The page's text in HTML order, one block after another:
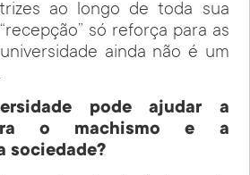
ao longo de toda sua
só reforça para as
ainda não é um
pode ajudar a
o machismo e a
sociedade?